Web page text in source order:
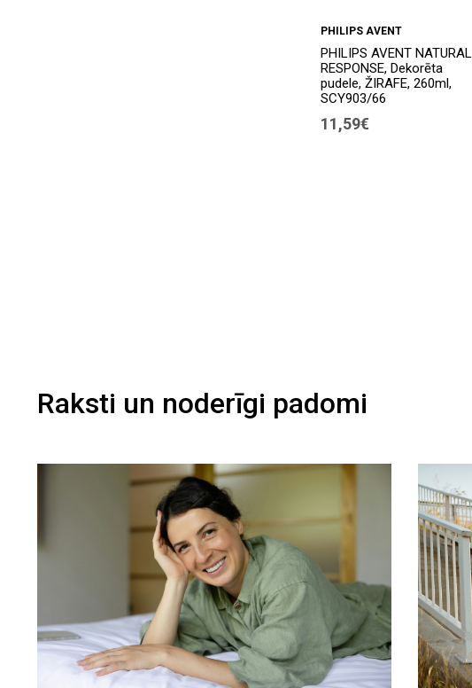
PHILIPS AVENT
PHILIPS AVENT NATURAL
RESPONSE, Dekorēta
pudele, ŽIRAFE, 260ml,
SCY903/66
11,59€
Raksti un noderīgi padomi